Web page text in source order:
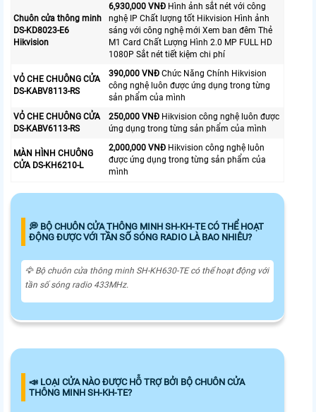
Chuôn cửa thông minh
DS-KD8023-E6
Hikvision
6,930,000 VNĐ Hình ảnh sắt nét với công
nghệ IP Chất lượng tốt Hikvision Hình ảnh
sáng với công nghệ mới Xem ban đêm Thẻ
M1 Card Chất Lượng Hình 2.0 MP FULL HD
1080P Sắt nét tiết kiệm chi phí
VỎ CHE CHUÔNG CỬA
DS-KABV8113-RS
390,000 VNĐ Chức Năng Chính Hikvision
công nghệ luôn được ứng dụng trong từng
sản phẩm của mình
VỎ CHE CHUÔNG CỬA
DS-KABV6113-RS
250,000 VNĐ Hikvision công nghệ luôn được
ứng dụng trong từng sản phẩm của mình
MÀN HÌNH CHUÔNG
CỬA DS-KH6210-L
2,000,000 VNĐ Hikvision công nghệ luôn
được ứng dụng trong từng sản phẩm của
mình
️💭 BỘ CHUÔN CỬA THÔNG MINH SH-KH-TE CÓ THỂ HOẠT
ĐỘNG ĐƯỢC VỚI TẦN SỐ SÓNG RADIO LÀ BAO NHIÊU?
🦅 Bộ chuôn cửa thông minh SH-KH630-TE có thể hoạt động với
tần số sóng radio 433MHz.
📣 LOẠI CỬA NÀO ĐƯỢC HỖ TRỢ BỞI BỘ CHUÔN CỬA
THÔNG MINH SH-KH-TE?